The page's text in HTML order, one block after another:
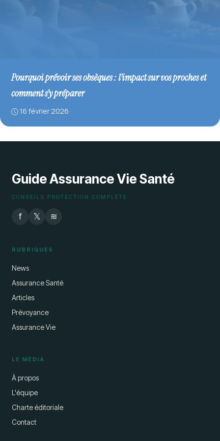
Pourquoi prévoir ses obsèques : l’impact sur vos proches et
comment s’y préparer
16 février 2026
Guide Assurance Vie Santé
CONSEILS PROTECTION COMPLÈTE
f 𝕏 ≋
RUBRIQUES
News
Assurance Santé
Articles
Prévoyance
Assurance Vie
LE MÉDIA
À propos
L'équipe
Charte éditoriale
Contact